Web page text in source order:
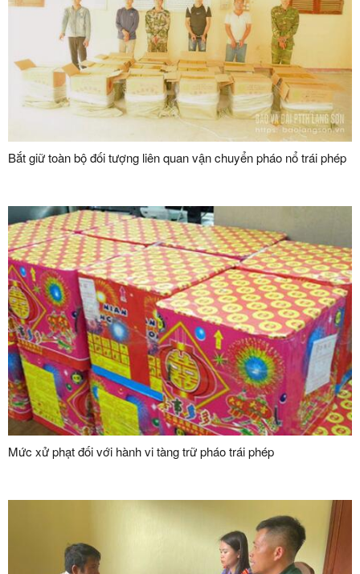
Bắt giữ toàn bộ đối tượng liên quan vận chuyển pháo nổ trái phép
Mức xử phạt đối với hành vi tàng trữ pháo trái phép